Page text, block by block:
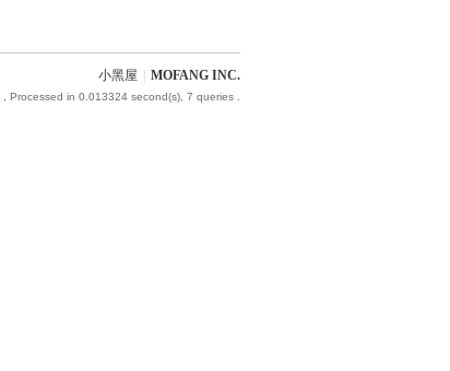
小黑屋 MOFANG INC.
, Processed in 0.013324 second(s), 7 queries .